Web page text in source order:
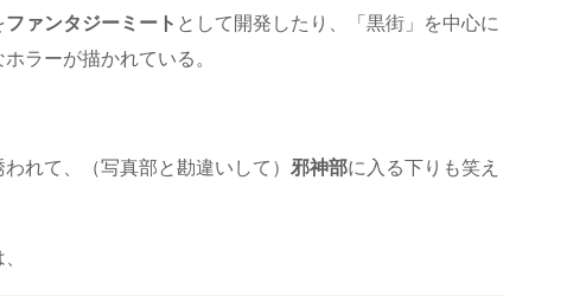
ファンタジーミート として開発したり、「黒街」を中心に
ラーが描かれている。
われて、（写真部と勘違いして） 邪神部に入る下りも笑え